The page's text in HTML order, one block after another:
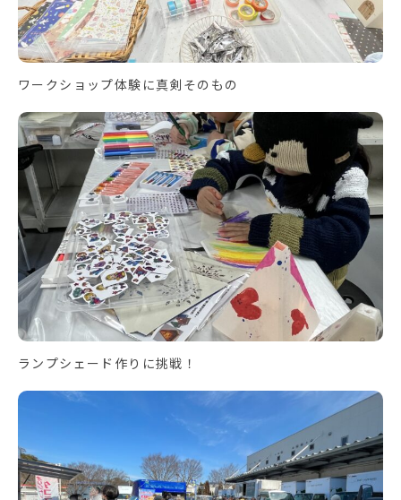
ワークショップ体験に真剣そのもの
ランプシェード作りに挑戦！